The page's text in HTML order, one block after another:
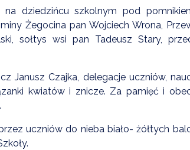
dziedzińcu szkolnym pod
Żegocina pan Wojciech Wrona,
sołtys wsi pan Tadeusz Stary,
Janusz Czajka, delegacje uczniów,
kwiatów i znicze. Za pamięć i
uczniów do nieba biało- żółtych